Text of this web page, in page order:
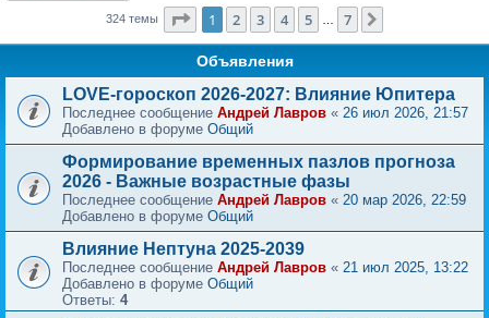
324 темы Страница из
1 2 3 4 5 7
Объявления
LOVE-гороскоп 2026-2027: Влияние Юпитера
Последнее сообщение Андрей Лавров « 26 июл 2026, 21:57
Добавлено в форуме Общий
Формирование временных пазлов прогноза
2026 - Важные возрастные фазы
Последнее сообщение Андрей Лавров « 20 мар 2026, 22:59
Добавлено в форуме Общий
Влияние Нептуна 2025-2039
Последнее сообщение Андрей Лавров « 21 июл 2025, 13:22
Добавлено в форуме Общий
Ответы: 4